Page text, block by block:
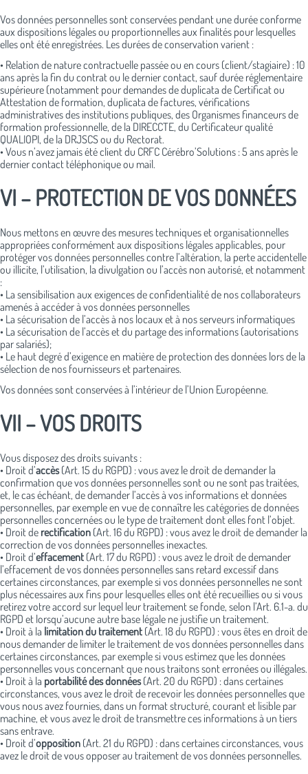
Vos données personnelles sont conservées pendant une durée conforme
aux dispositions légales ou proportionnelles aux finalités pour lesquelles
elles ont été enregistrées. Les durées de conservation varient :
• Relation de nature contractuelle passée ou en cours (client/stagiaire) : 10
ans après la fin du contrat ou le dernier contact, sauf durée réglementaire
supérieure (notamment pour demandes de duplicata de Certificat ou
Attestation de formation, duplicata de factures, vérifications
administratives des institutions publiques, des Organismes financeurs de
formation professionnelle, de la DIRECCTE, du Certificateur qualité
QUALIOPI, de la DRJSCS ou du Rectorat.
• Vous n’avez jamais été client du CRFC Cérébro’Solutions : 5 ans après le
dernier contact téléphonique ou mail.
VI – PROTECTION DE VOS DONNÉES
Nous mettons en œuvre des mesures techniques et organisationnelles
appropriées conformément aux dispositions légales applicables, pour
protéger vos données personnelles contre l’altération, la perte accidentelle
ou illicite, l’utilisation, la divulgation ou l’accès non autorisé, et notamment
:
• La sensibilisation aux exigences de confidentialité de nos collaborateurs
amenés à accéder à vos données personnelles
• La sécurisation de l’accès à nos locaux et à nos serveurs informatiques
• La sécurisation de l’accès et du partage des informations (autorisations
par salariés);
• Le haut degré d’exigence en matière de protection des données lors de la
sélection de nos fournisseurs et partenaires.
Vos données sont conservées à l’intérieur de l’Union Européenne.
VII – VOS DROITS
Vous disposez des droits suivants :
• Droit d’accès(Art. 15 du RGPD) : vous avez le droit de demander la
confirmation que vos données personnelles sont ou ne sont pas traitées,
et, le cas échéant, de demander l’accès à vos informations et données
personnelles, par exemple en vue de connaître les catégories de données
personnelles concernées ou le type de traitement dont elles font l’objet.
• Droit de rectification (Art. 16 du RGPD) : vous avez le droit de demander la
correction de vos données personnelles inexactes.
• Droit d’effacement (Art. 17 du RGPD) : vous avez le droit de demander
l’effacement de vos données personnelles sans retard excessif dans
certaines circonstances, par exemple si vos données personnelles ne sont
plus nécessaires aux fins pour lesquelles elles ont été recueillies ou si vous
retirez votre accord sur lequel leur traitement se fonde, selon l’Art. 6.1-a. du
RGPD et lorsqu’aucune autre base légale ne justifie un traitement.
• Droit à la limitation du traitement (Art. 18 du RGPD) : vous êtes en droit de
nous demander de limiter le traitement de vos données personnelles dans
certaines circonstances, par exemple si vous estimez que les données
personnelles vous concernant que nous traitons sont erronées ou illégales.
• Droit à la portabilité des données(Art. 20 du RGPD) : dans certaines
circonstances, vous avez le droit de recevoir les données personnelles que
vous nous avez fournies, dans un format structuré, courant et lisible par
machine, et vous avez le droit de transmettre ces informations à un tiers
sans entrave.
• Droit d’opposition (Art. 21 du RGPD) : dans certaines circonstances, vous
avez le droit de vous opposer au traitement de vos données personnelles.